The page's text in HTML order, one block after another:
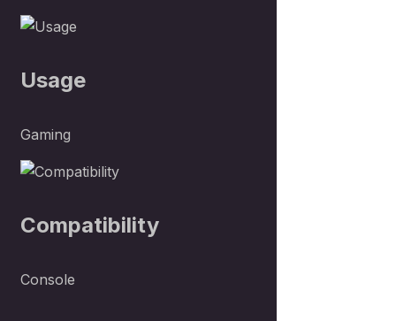
Usage
Gaming
Compatibility
Console